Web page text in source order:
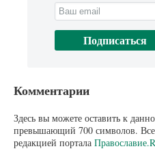
Комментарии
Здесь вы можете оставить к
превышающий 700 символов.
редакцией портала